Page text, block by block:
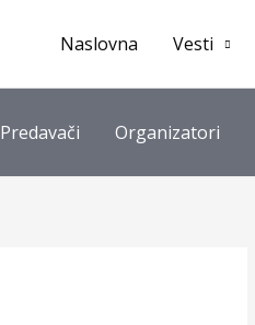
Naslovna Vesti
Predavači Organizatori